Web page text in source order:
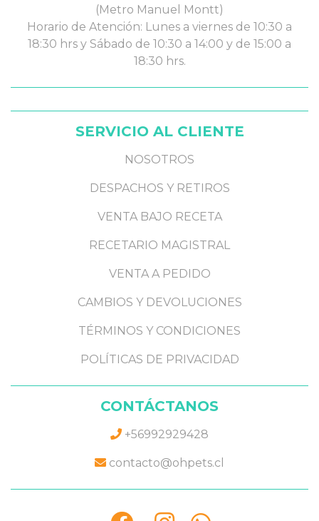
(Metro Manuel Montt)
Horario de Atención: Lunes a viernes de 10:30 a
18:30 hrs y Sábado de 10:30 a 14:00 y de 15:00 a
18:30 hrs.
SERVICIO AL CLIENTE
NOSOTROS
DESPACHOS Y RETIROS
VENTA BAJO RECETA
RECETARIO MAGISTRAL
VENTA A PEDIDO
CAMBIOS Y DEVOLUCIONES
TÉRMINOS Y CONDICIONES
POLÍTICAS DE PRIVACIDAD
CONTÁCTANOS
+56992929428
contacto@ohpets.cl